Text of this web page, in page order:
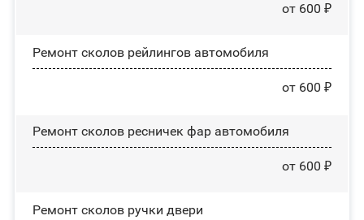
от 600 ₽
Ремонт сколов рейлингов автомобиля
от 600 ₽
Ремонт сколов ресничек фар автомобиля
от 600 ₽
Ремонт сколов ручки двери